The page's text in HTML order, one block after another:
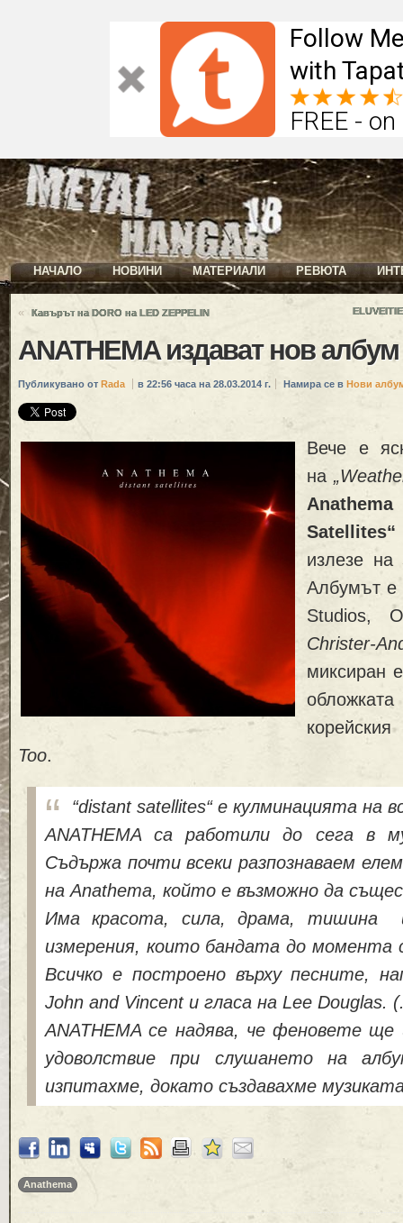
Follow
with
FREE -
НАЧАЛО НОВИНИ МАТЕРИАЛИ РЕВЮТА
« Кавърът на DORO на LED ZEPPELIN
ANATHEMA издават нов албум
Публикувано от Rada в 22:56 часа на 28.03.2014 г. Намира се в Нови
Вече е
на
Anathema
Satellites“
излезе на
Албумът е
Studios,
Christer-
миксиран
Too.
“distant satellites“ е кулминацията на
ANATHEMA са работили до сега в
Съдържа почти всеки разпознаваем
на Anathema, който е възможно да
Има красота, сила, драма, тишина
измерения, които бандата до момента
Всичко е построено върху песните,
John and Vincent и гласа на Lee Douglas.
ANATHEMA се надява, че феновете
удоволствие при слушането на
изпитахме, докато създавахме
Anathema